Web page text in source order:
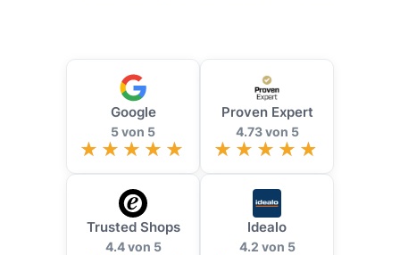
Google
5 von 5
Proven Expert
4.73 von 5
Trusted Shops
4.4 von 5
Idealo
4.2 von 5